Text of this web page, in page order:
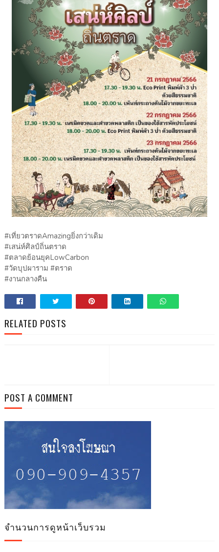
#เที่ยวตราดAmazingยิ่งกว่าเดิม
#เสน่ห์ศิลป์ถิ่นตราด
#ตลาดย้อนยุคLowCarbon
#วัดบุปผาราม #ตราด
#งานกลางคืน
RELATED POSTS
POST A COMMENT
จำนวนการดูหน้าเว็บรวม